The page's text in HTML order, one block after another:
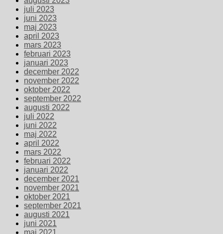
juli 2023
juni 2023
maj 2023
april 2023
mars 2023
februari 2023
januari 2023
december 2022
november 2022
oktober 2022
september 2022
augusti 2022
juli 2022
juni 2022
maj 2022
april 2022
mars 2022
februari 2022
januari 2022
december 2021
november 2021
oktober 2021
september 2021
augusti 2021
juni 2021
maj 2021